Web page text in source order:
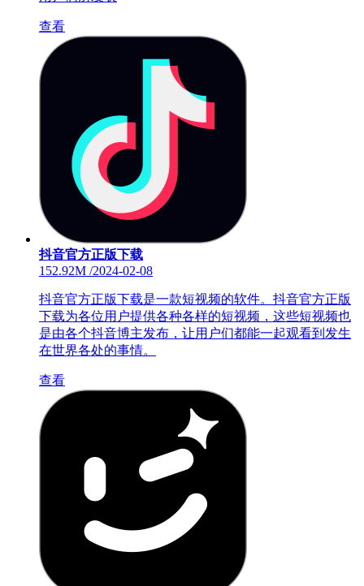
查看
抖音官方正版下载
152.92M /2024-02-08
抖音官方正版下载是一款短视频的软件。抖音官方正版
下载为各位用户提供各种各样的短视频，这些短视频也
是由各个抖音博主发布，让用户们都能一起观看到发生
在世界各处的事情。
查看